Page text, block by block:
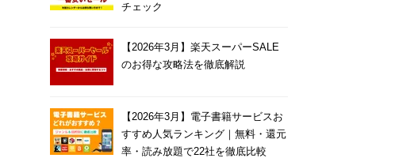
チェック
【2026年3月】楽天スーパーSALE
のお得な攻略法を徹底解説
【2026年3月】電子書籍サービスお
すすめ人気ランキング｜無料・還元
率・読み放題で22社を徹底比較